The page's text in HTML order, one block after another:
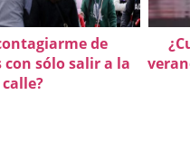
de
sólo salir a la
calle?